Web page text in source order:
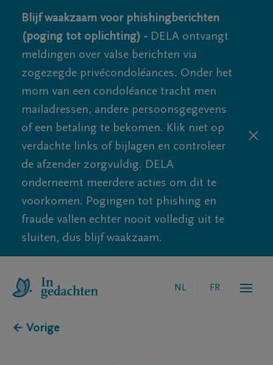
Blijf waakzaam voor phishingberichten
(poging tot oplichting) - DELA ontvangt
meldingen over valse berichten via
zogezegde privécondoléances. Onder het
mom van een condoléance tracht men
mailadressen, andere persoonsgegevens
of een betaling te bekomen. Klik niet op
verdachte links of bijlagen en controleer
de afzender zorgvuldig. DELA
onderneemt meerdere acties om dit te
voorkomen. Pogingen tot phishing en
fraude vallen echter nooit volledig uit te
sluiten, dus blijf waakzaam.
NL FR
← Vorige